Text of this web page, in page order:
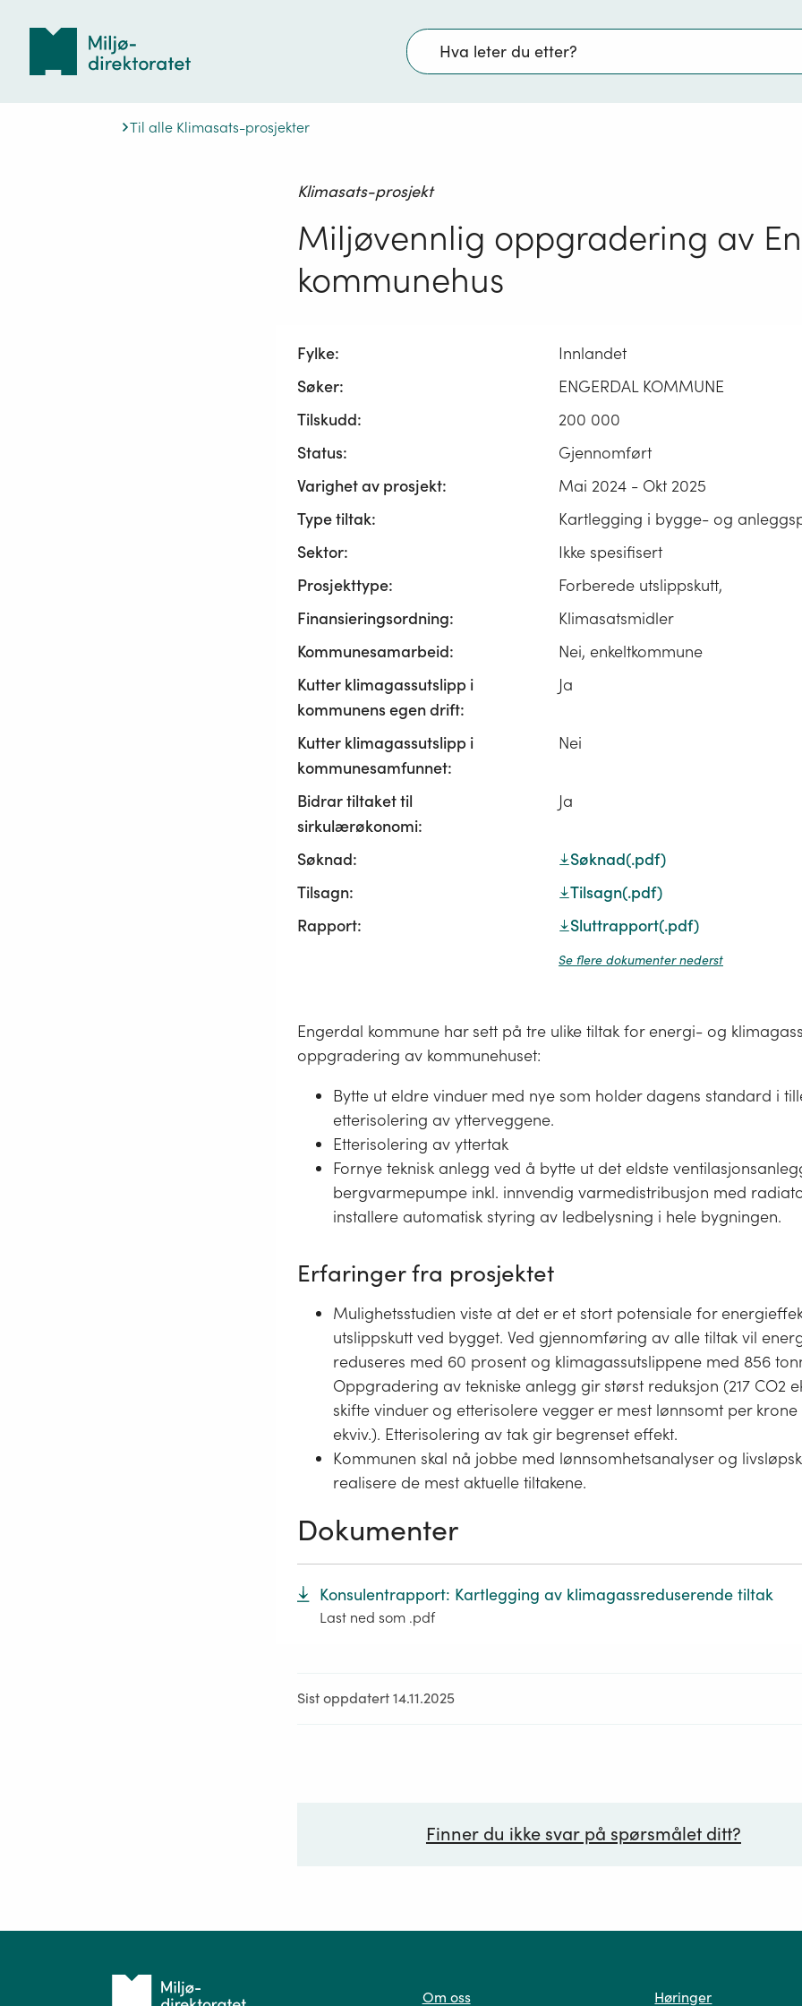
Søk
Til alle Klimasats-prosjekter
Klimasats-prosjekt
Miljøvennlig oppgradering av
kommunehus
Fylke:
Innlandet
Søker:
ENGERDAL KOMMUNE
Tilskudd:
200 000
Status:
Gjennomført
Varighet av prosjekt:
Mai 2024 - Okt 2025
Type tiltak:
Kartlegging i bygge- og
Sektor:
Ikke spesifisert
Prosjekttype:
Forberede utslippskutt,
Finansieringsordning:
Klimasatsmidler
Kommunesamarbeid:
Nei, enkeltkommune
Kutter klimagassutslipp i
kommunens egen drift:
Ja
Kutter klimagassutslipp i
kommunesamfunnet:
Nei
Bidrar tiltaket til
sirkulærøkonomi:
Ja
Søknad: Søknad(.pdf)
Tilsagn:
Tilsagn(.pdf)
Rapport:
Sluttrapport(.pdf)
Se flere dokumenter nederst
Engerdal kommune har sett på tre ulike tiltak for energi- og
oppgradering av kommunehuset:
Bytte ut eldre vinduer med nye som holder dagens standard i
etterisolering av ytterveggene.
Etterisolering av yttertak
Fornye teknisk anlegg ved å bytte ut det eldste
bergvarmepumpe inkl. innvendig varmedistribusjon med
installere automatisk styring av ledbelysning i hele bygningen.
Erfaringer fra prosjektet
Mulighetsstudien viste at det er et stort potensiale for
utslippskutt ved bygget. Ved gjennomføring av alle tiltak vil
reduseres med 60 prosent og klimagassutslippene med 856
Oppgradering av tekniske anlegg gir størst reduksjon (217 CO2
skifte vinduer og etterisolere vegger er mest lønnsomt per krone
ekviv.). Etterisolering av tak gir begrenset effekt.
Kommunen skal nå jobbe med lønnsomhetsanalyser og
realisere de mest aktuelle tiltakene.
Dokumenter
Konsulentrapport: Kartlegging av klimagassreduserende tiltak
Last ned som .pdf
Sist oppdatert 14.11.2025
Finner du ikke svar på spørsmålet ditt?
Tilbake
Om oss Høringer